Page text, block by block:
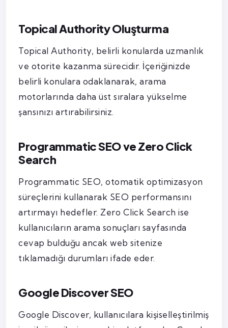
Topical Authority Oluşturma
Topical Authority, belirli konularda uzmanlık
ve otorite kazanma sürecidir. İçeriğinizde
belirli konulara odaklanarak, arama
motorlarında daha üst sıralara yükselme
şansınızı artırabilirsiniz.
Programmatic SEO ve Zero Click
Search
Programmatic SEO, otomatik optimizasyon
süreçlerini kullanarak SEO performansını
artırmayı hedefler. Zero Click Search ise
kullanıcıların arama sonuçları sayfasında
cevap bulduğu ancak web sitenize
tıklamadığı durumları ifade eder.
Google Discover SEO
Google Discover, kullanıcılara kişiselleştirilmiş